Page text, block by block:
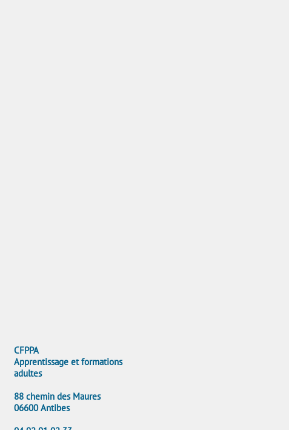
CFPPA
Apprentissage et formations
adultes
88 chemin des Maures
06600 Antibes